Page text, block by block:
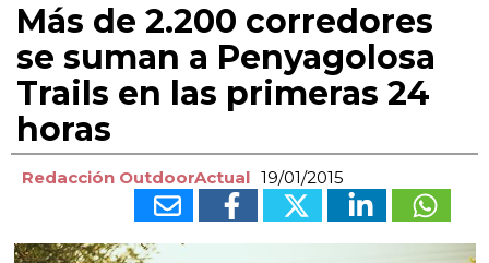
Más de 2.200 corredores
se suman a Penyagolosa
Trails en las primeras 24
horas
Redacción OutdoorActual 19/01/2015